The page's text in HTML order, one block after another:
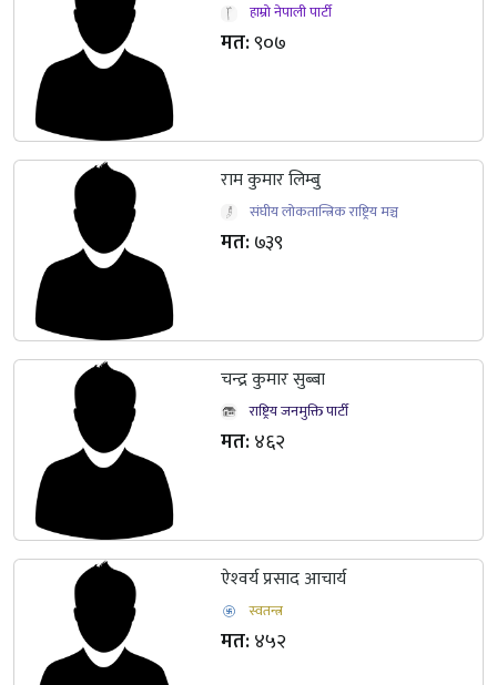
हाम्रो नेपाली पार्टी
मत:९०७
राम कुमार लिम्बु
संघीय लोकतान्त्रिक राष्ट्रिय मञ्च
मत:७३९
चन्‍द्र कुमार सुब्‍बा
राष्ट्रिय जनमुक्ति पार्टी
मत:४६२
ऐश्‍वर्य प्रसाद आचार्य
स्वतन्त्र
मत:४५२